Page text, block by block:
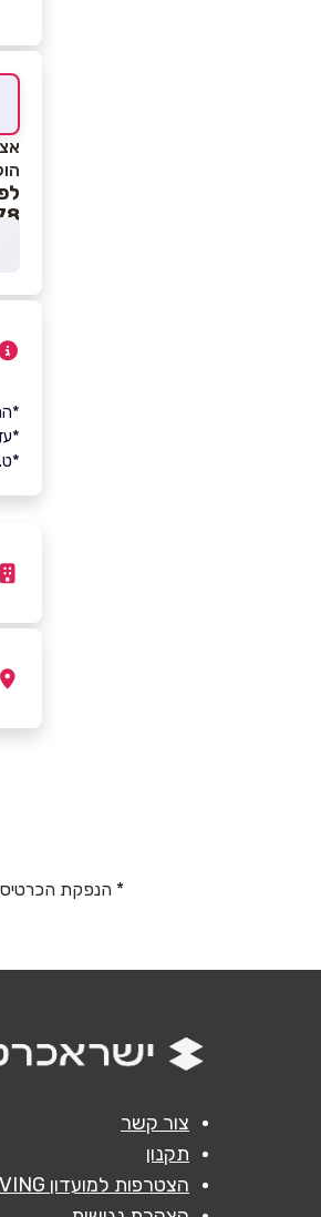
* הנפקת הכרטיס
צור קשר
תקנון
הצטרפות למועדון LIVING